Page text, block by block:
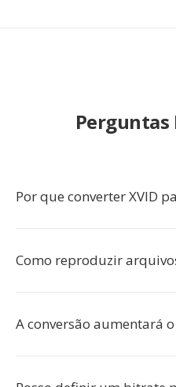
Perguntas
Por que converter XVID
Como reproduzir
A conversão aumentará